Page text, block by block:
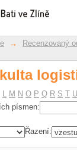
→ Recenzovaný
L M N O P Q R S T U
písmen:
Řazení: